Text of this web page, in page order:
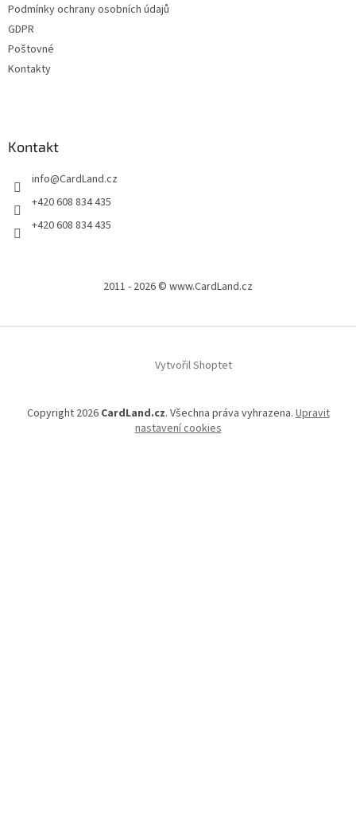
Podmínky ochrany osobních údajů
GDPR
Poštovné
Kontakty
Kontakt
info@CardLand.cz
+420 608 834 435
+420 608 834 435
2011 - 2026 © www.CardLand.cz
Vytvořil Shoptet
Copyright 2026 CardLand.cz. Všechna práva vyhrazena. Upravit
nastavení cookies